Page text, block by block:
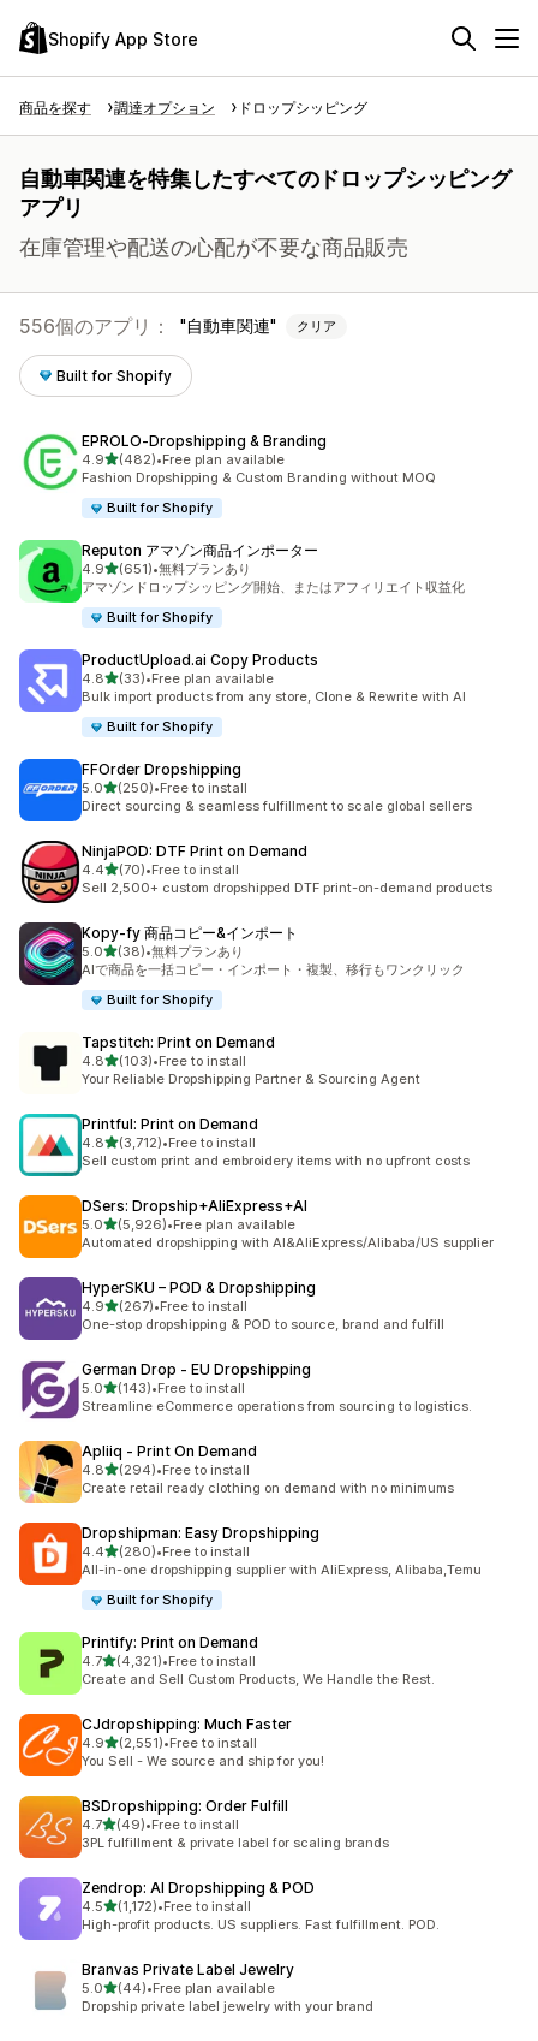
Shopify App Store
商品を探す 調達オプション ドロップシッピング
自動車関連を特集したすべてのドロップシッピング
アプリ
在庫管理や配送の心配が不要な商品販売
556個のアプリ： 自動車関連 クリア
Built for Shopify
EPROLO‑Dropshipping & Branding
4.95つ星中
(482)
合計レビュー数：482件
•Free plan available
Fashion Dropshipping & Custom Branding without MOQ
Built for Shopify
Reputon アマゾン商品インポーター
4.95つ星中
(651)
合計レビュー数：651件
•無料プランあり
アマゾンドロップシッピング開始、またはアフィリエイト収益化
Built for Shopify
ProductUpload.ai Copy Products
4.85つ星中
(33)
合計レビュー数：33件
•Free plan available
Bulk import products from any store, Clone & Rewrite with AI
Built for Shopify
FFOrder Dropshipping
5.05つ星中
(250)
合計レビュー数：250件
•Free to install
Direct sourcing & seamless fulfillment to scale global sellers
NinjaPOD: DTF Print on Demand
4.45つ星中
(70)
合計レビュー数：70件
•Free to install
Sell 2,500+ custom dropshipped DTF print-on-demand products
Kopy‑fy 商品コピー&インポート
5.05つ星中
(38)
合計レビュー数：38件
•無料プランあり
AIで商品を一括コピー・インポート・複製、移行もワンクリック
Built for Shopify
Tapstitch: Print on Demand
4.85つ星中
(103)
合計レビュー数：103件
•Free to install
Your Reliable Dropshipping Partner & Sourcing Agent
Printful: Print on Demand
4.85つ星中
(3,712)
合計レビュー数：3712件
•Free to install
Sell custom print and embroidery items with no upfront costs
DSers: Dropship+AliExpress+AI
5.05つ星中
(5,926)
合計レビュー数：5926件
•Free plan available
Automated dropshipping with AI&AliExpress/Alibaba/US supplier
HyperSKU – POD & Dropshipping
4.95つ星中
(267)
合計レビュー数：267件
•Free to install
One-stop dropshipping & POD to source, brand and fulfill
German Drop ‑ EU Dropshipping
5.05つ星中
(143)
合計レビュー数：143件
•Free to install
Streamline eCommerce operations from sourcing to logistics.
Apliiq ‑ Print On Demand
4.85つ星中
(294)
合計レビュー数：294件
•Free to install
Create retail ready clothing on demand with no minimums
Dropshipman: Easy Dropshipping
4.45つ星中
(280)
合計レビュー数：280件
•Free to install
All-in-one dropshipping supplier with AliExpress, Alibaba,Temu
Built for Shopify
Printify: Print on Demand
4.75つ星中
(4,321)
合計レビュー数：4321件
•Free to install
Create and Sell Custom Products, We Handle the Rest.
CJdropshipping: Much Faster
4.95つ星中
(2,551)
合計レビュー数：2551件
•Free to install
You Sell - We source and ship for you!
BSDropshipping: Order Fulfill
4.75つ星中
(49)
合計レビュー数：49件
•Free to install
3PL fulfillment & private label for scaling brands
Zendrop: AI Dropshipping & POD
4.55つ星中
(1,172)
合計レビュー数：1172件
•Free to install
High-profit products. US suppliers. Fast fulfillment. POD.
Branvas Private Label Jewelry
5.05つ星中
(44)
合計レビュー数：44件
•Free plan available
Dropship private label jewelry with your brand